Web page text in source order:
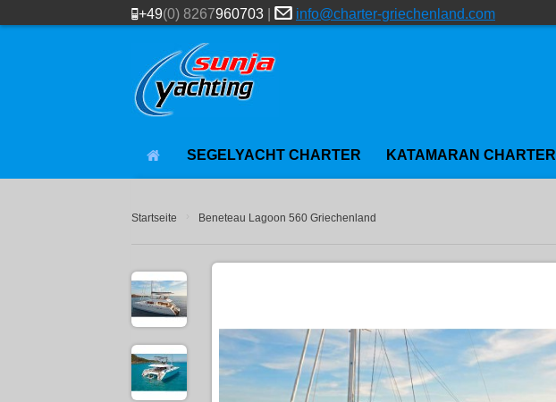
+49(0) 8267960703 info@charter-griechenland.com
SEGELYACHT CHARTER KATAMARAN CHARTER
Startseite Beneteau Lagoon 560 Griechenland